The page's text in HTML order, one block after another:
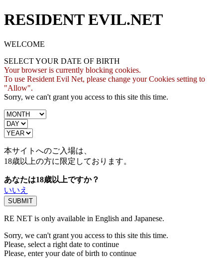
RESIDENT EVIL.NET
WELCOME
SELECT YOUR DATE OF BIRTH
Your browser is currently blocking cookies.
To use Resident Evil Net, please change your Cookies setting to
"Allow".
Sorry, we can't grant you access to this site this time.
本サイトへのご入場は、
18歳以上の方に限定しております。
あなたは18歳以上ですか？
いいえ
RE NET is only available in English and Japanese.
Sorry, we can't grant you access to this site this time.
Please, select a right date to continue
Please, enter your date of birth to continue